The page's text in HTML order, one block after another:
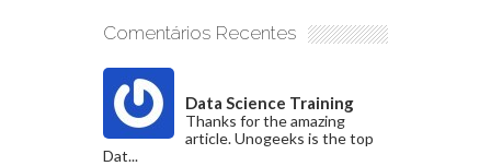
Comentários Recentes
Data Science Training
Thanks for the amazing
article. Unogeeks is the top
Dat...